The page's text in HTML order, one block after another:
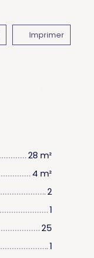
Imprimer
28 m²
4 m²
2
1
25
1